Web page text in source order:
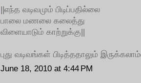
||எந்த வடிவமும் பிடிப்பதில்லை
பாலை மணலை கலைத்து
விளையாடும் காற்றுக்கு||
புது வடிவங்கள் பிடித்ததாலும்
June 18, 2010 at 4:44 PM